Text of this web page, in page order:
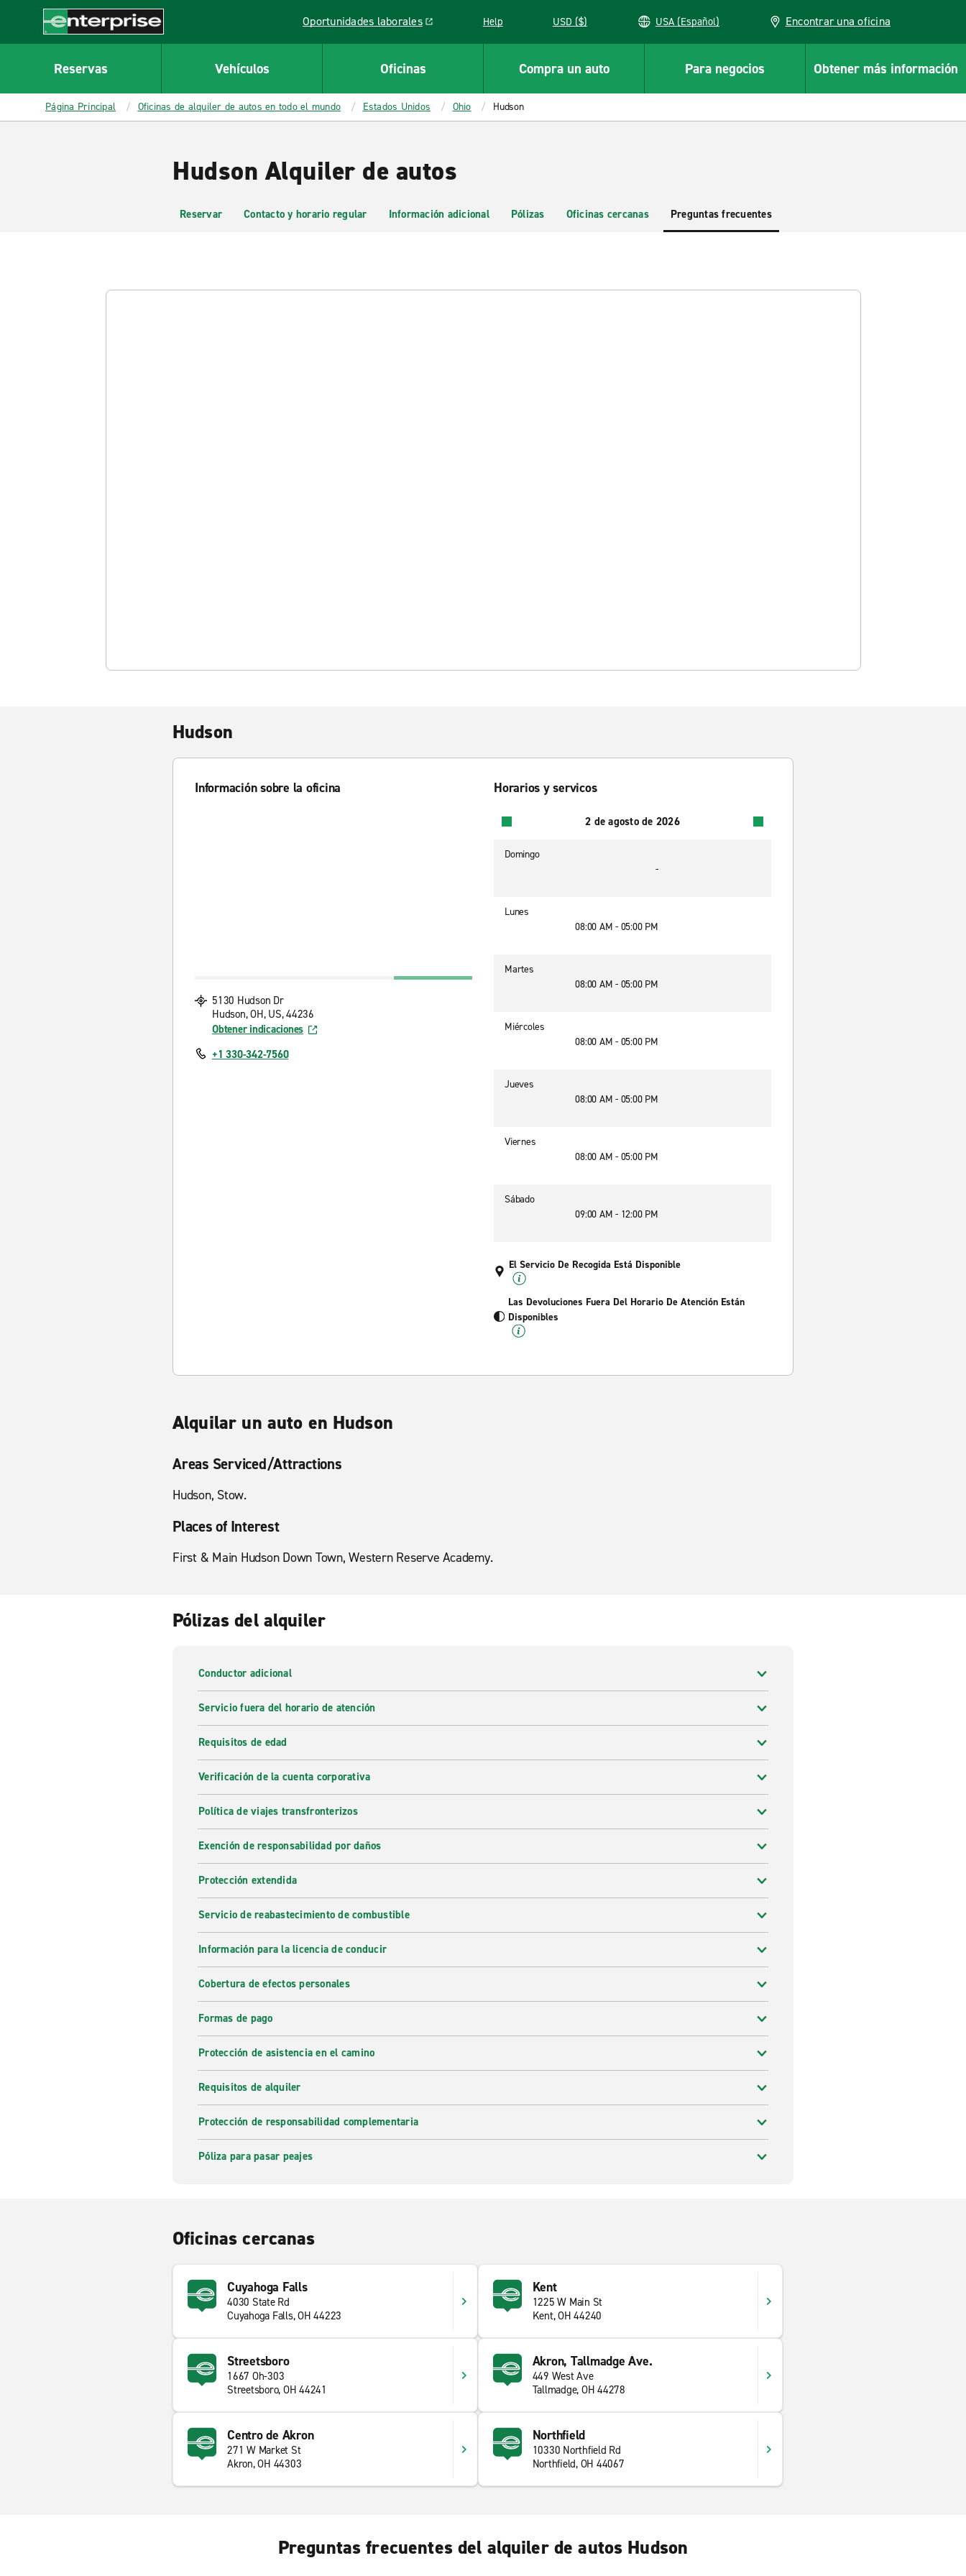
CONTENT
Enterprise
Oportunidades laborales
Link opens in a new window Help USD ($) USA (Español) Encontrar una oficina
Reservas Vehículos Oficinas Compra un auto Para negocios Obtener más información
Página Principal Oficinas de alquiler de autos en todo el mundo Estados Unidos Ohio Hudson
Hudson Alquiler de autos
Reservar Contacto y horario regular Información adicional Pólizas Oficinas cercanas Preguntas frecuentes
Hudson
Información sobre la oficina
5130 Hudson Dr
Hudson, OH, US, 44236
Obtener indicaciones
+1 330-342-7560
Horarios y servicos
2 de agosto de 2026
Domingo
-
Lunes
08:00 AM - 05:00 PM
Martes
08:00 AM - 05:00 PM
Miércoles
08:00 AM - 05:00 PM
Jueves
08:00 AM - 05:00 PM
Viernes
08:00 AM - 05:00 PM
Sábado
09:00 AM - 12:00 PM
El Servicio De Recogida Está Disponible
Las Devoluciones Fuera Del Horario De Atención Están
Disponibles
Alquilar un auto en Hudson
Areas Serviced/Attractions
Hudson, Stow.
Places of Interest
First & Main Hudson Down Town, Western Reserve Academy.
Pólizas del alquiler
Conductor adicional
Servicio fuera del horario de atención
Requisitos de edad
Verificación de la cuenta corporativa
Política de viajes transfronterizos
Exención de responsabilidad por daños
Protección extendida
Servicio de reabastecimiento de combustible
Información para la licencia de conducir
Cobertura de efectos personales
Formas de pago
Protección de asistencia en el camino
Requisitos de alquiler
Protección de responsabilidad complementaria
Póliza para pasar peajes
Oficinas cercanas
Cuyahoga Falls
4030 State Rd
Cuyahoga Falls, OH 44223
Kent
1225 W Main St
Kent, OH 44240
Streetsboro
1667 Oh-303
Streetsboro, OH 44241
Akron, Tallmadge Ave.
449 West Ave
Tallmadge, OH 44278
Centro de Akron
271 W Market St
Akron, OH 44303
Northfield
10330 Northfield Rd
Northfield, OH 44067
Preguntas frecuentes del alquiler de autos Hudson